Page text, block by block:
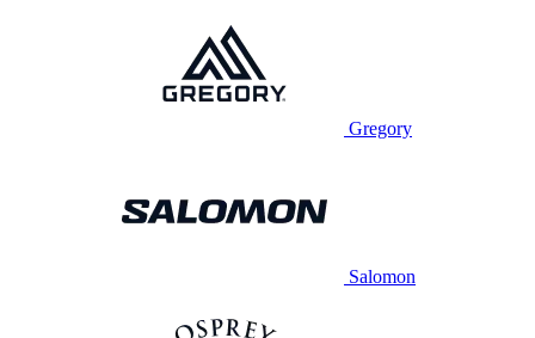
Gregory
Salomon